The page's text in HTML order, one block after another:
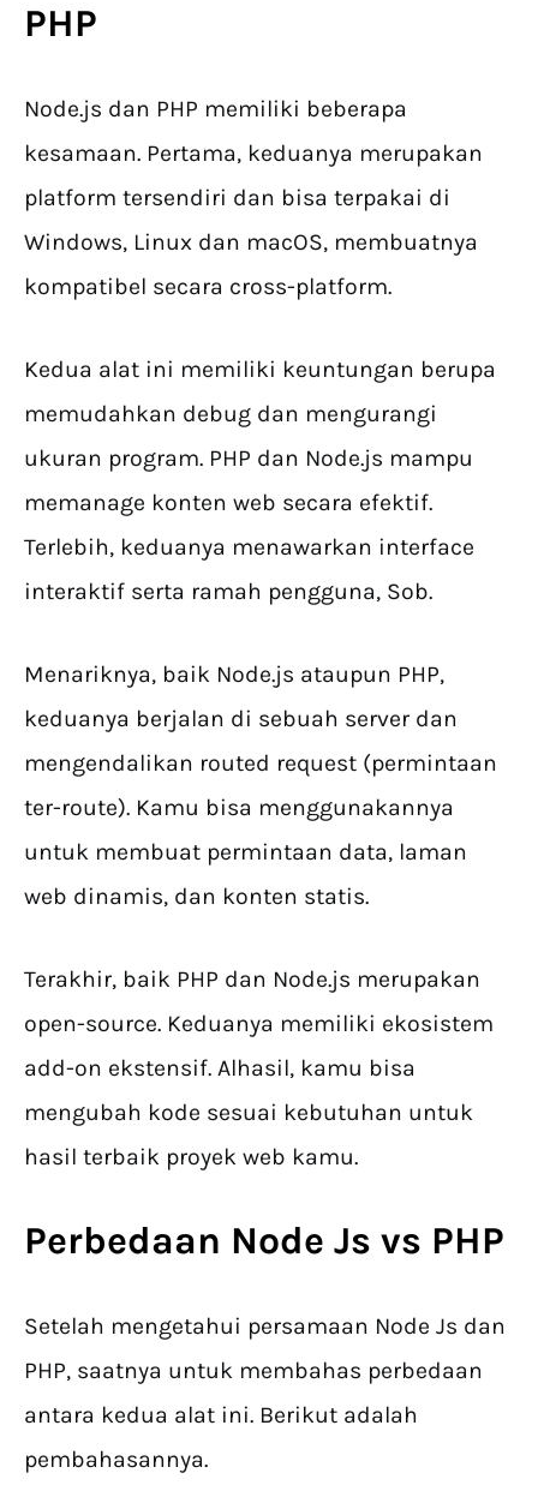
PHP
Node.js dan PHP memiliki beberapa
kesamaan. Pertama, keduanya merupakan
platform tersendiri dan bisa terpakai di
Windows, Linux dan macOS, membuatnya
kompatibel secara cross-platform.
Kedua alat ini memiliki keuntungan berupa
memudahkan debug dan mengurangi
ukuran program. PHP dan Node.js mampu
memanage konten web secara efektif.
Terlebih, keduanya menawarkan interface
interaktif serta ramah pengguna, Sob.
Menariknya, baik Node.js ataupun PHP,
keduanya berjalan di sebuah server dan
mengendalikan routed request (permintaan
ter-route). Kamu bisa menggunakannya
untuk membuat permintaan data, laman
web dinamis, dan konten statis.
Terakhir, baik PHP dan Node.js merupakan
open-source. Keduanya memiliki ekosistem
add-on ekstensif. Alhasil, kamu bisa
mengubah kode sesuai kebutuhan untuk
hasil terbaik proyek web kamu.
Perbedaan Node Js vs PHP
Setelah mengetahui persamaan Node Js dan
PHP, saatnya untuk membahas perbedaan
antara kedua alat ini. Berikut adalah
pembahasannya.